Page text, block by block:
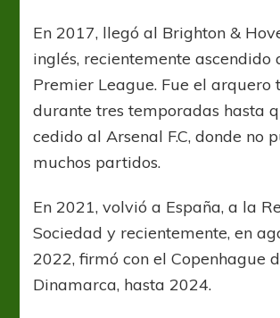
En 2017, llegó al Brighton &
inglés, recientemente ascendido
Premier League. Fue el arquero
durante tres temporadas hasta
cedido al Arsenal F.C, donde no
muchos partidos.
En 2021, volvió a España, a la
Sociedad y recientemente, en
2022, firmó con el Copenhague
Dinamarca, hasta 2024.